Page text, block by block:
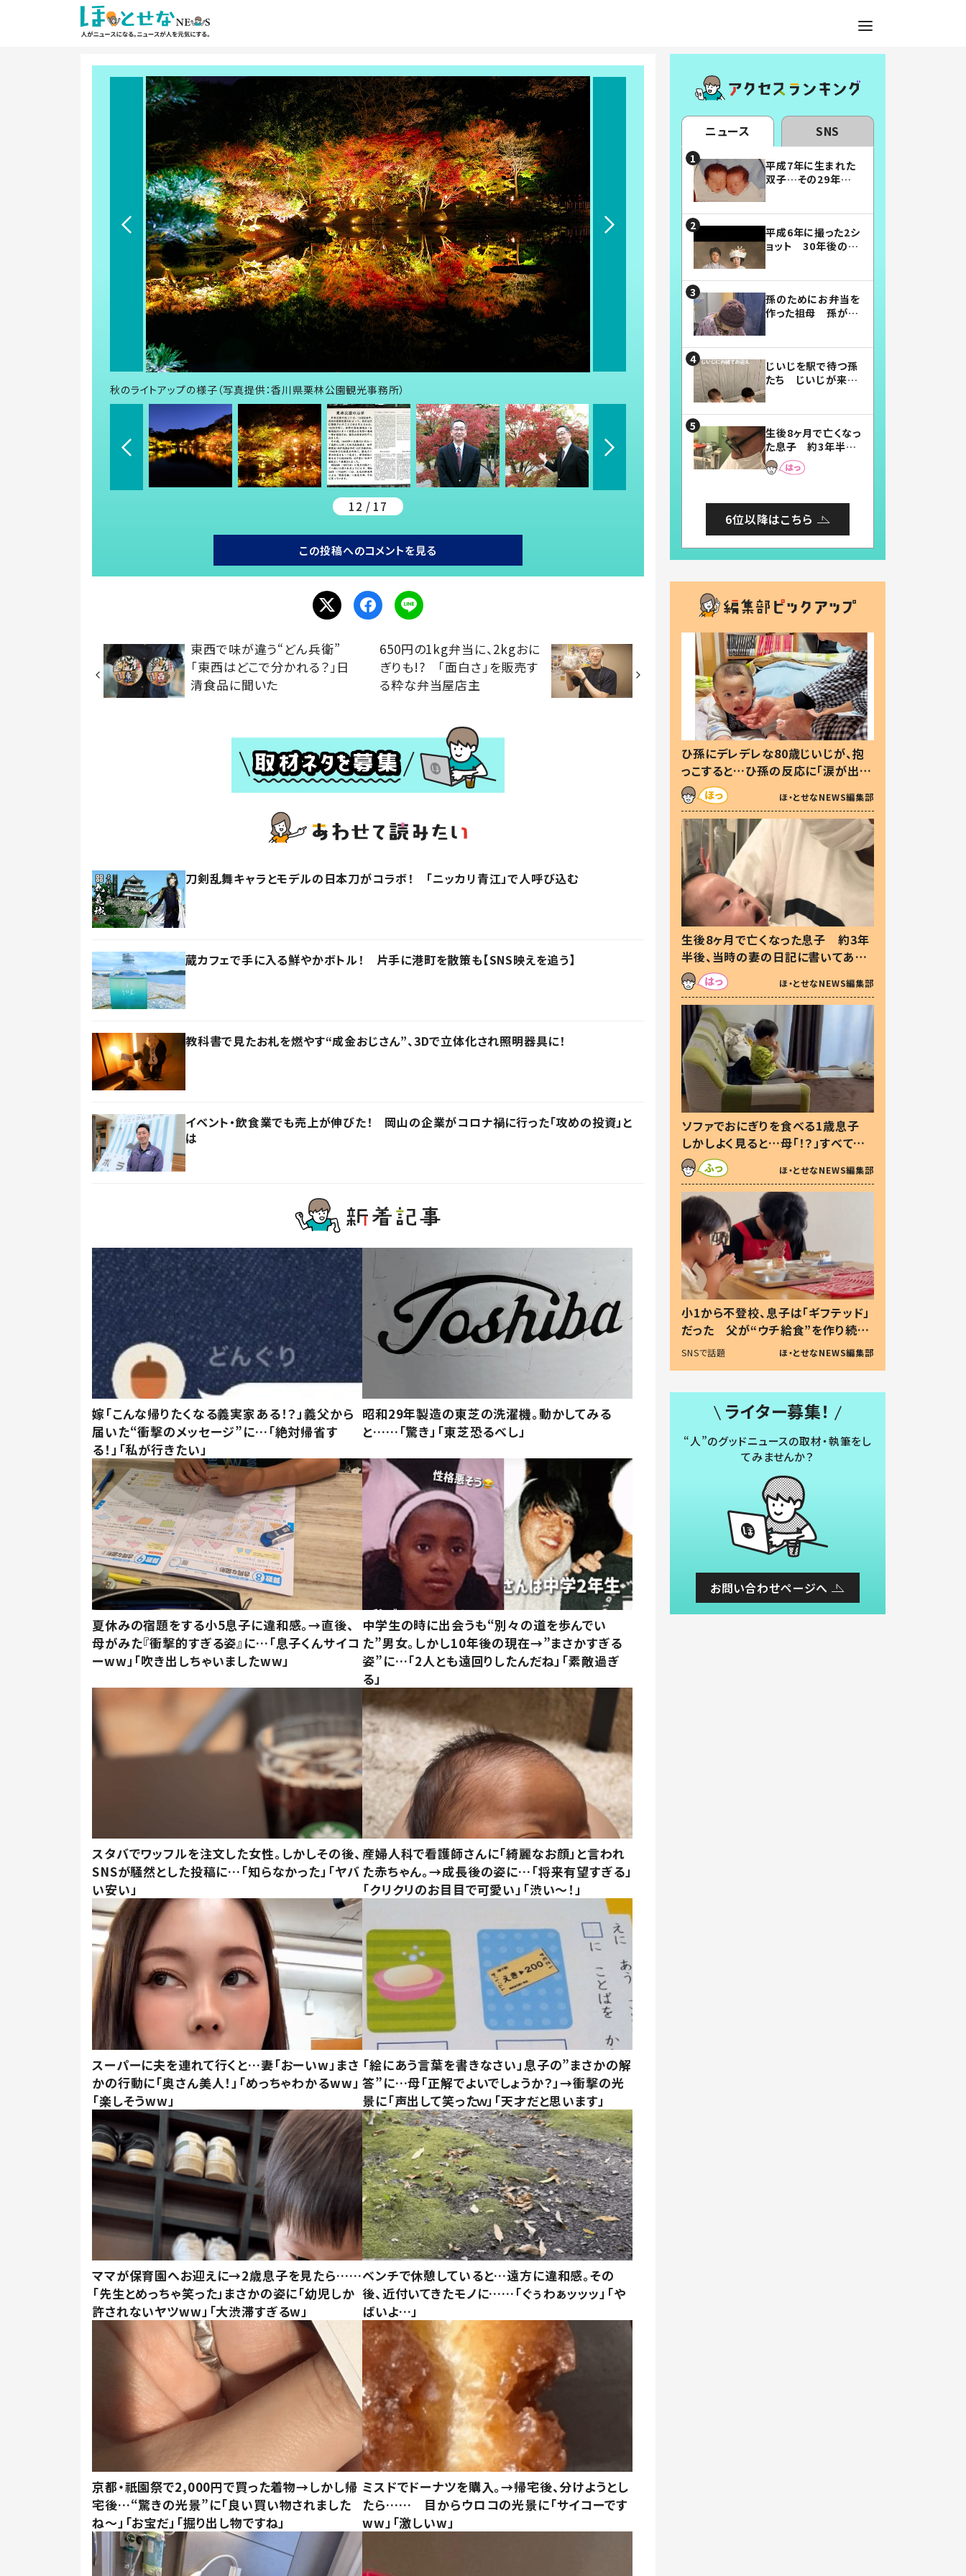
秋のライトアップの様子（写真提供：香川県栗林公園観光事務所）
12 / 17
この投稿へのコメントを見る
東西で味が違う“どん兵衛”
「東西はどこで分かれる？」日
清食品に聞いた
650円の1kg弁当に、2kgおに
ぎりも!? 「面白さ」を販売す
る粋な弁当屋店主
刀剣乱舞キャラとモデルの日本刀がコラボ！ 「ニッカリ青江」で人呼び込む
蔵カフェで手に入る鮮やかボトル！ 片手に港町を散策も【SNS映えを追う】
教科書で見たお札を燃やす“成金おじさん”、3Dで立体化され照明器具に！
イベント・飲食業でも売上が伸びた！ 岡山の企業がコロナ禍に行った「攻めの投資」と
は
嫁「こんな帰りたくなる義実家ある！？」義父から
届いた“衝撃のメッセージ”に…「絶対帰省す
る！」「私が行きたい」
昭和29年製造の東芝の洗濯機。動かしてみる
と……「驚き」「東芝恐るべし」
夏休みの宿題をする小5息子に違和感。→直後、
母がみた『衝撃的すぎる姿』に…「息子くんサイコ
ーww」「吹き出しちゃいましたww」
中学生の時に出会うも“別々の道を歩んでい
た”男女。しかし10年後の現在→”まさかすぎる
姿”に…「2人とも遠回りしたんだね」「素敵過ぎ
る」
スタバでワッフルを注文した女性。しかしその後、
SNSが騒然とした投稿に…「知らなかった」「ヤバ
い安い」
産婦人科で看護師さんに「綺麗なお顔」と言われ
た赤ちゃん。→成長後の姿に…「将来有望すぎる」
「クリクリのお目目で可愛い」「渋い～！」
スーパーに夫を連れて行くと…妻「おーいw」まさ
かの行動に「奥さん美人！」「めっちゃわかるww」
「楽しそうww」
「絵にあう言葉を書きなさい」息子の”まさかの解
答”に…母「正解でよいでしょうか？」→衝撃の光
景に「声出して笑ったｗ」「天才だと思います」
ママが保育園へお迎えに→2歳息子を見たら……
「先生とめっちゃ笑った」まさかの姿に「幼児しか
許されないヤツww」「大渋滞すぎるw」
ベンチで休憩していると…遠方に違和感。その
後、近付いてきたモノに……「ぐぅわぁッッッ」「や
ばいよ…」
京都・祇園祭で2,000円で買った着物→しかし帰
宅後…“驚きの光景”に「良い買い物されました
ね～」「お宝だ」「掘り出し物ですね」
ミスドでドーナツを購入。→帰宅後、分けようとし
たら…… 目からウロコの光景に「サイコーです
ww」「激しいw」
ニュース SNS
平成7年に生まれた
双子…その29年後
平成6年に撮った2シ
ョット 30年後の姿
孫のためにお弁当を
作った祖母 孫が絶
じいじを駅で待つ孫
たち じいじが来た
まらない」「幸せにな
れる」
生後8ヶ月で亡くなっ
た息子 約3年半
後、当時の妻の日記
に書いてあった本音
6位以降はこちら
ひ孫にデレデレな80歳じいじが、抱
っこすると…ひ孫の反応に「涙が出ま
した」「可愛くて仕方ない」
ほ・とせなNEWS編集部
生後8ヶ月で亡くなった息子 約3年
半後、当時の妻の日記に書いてあっ
た本音とは
ほ・とせなNEWS編集部
ソファでおにぎりを食べる1歳息子
しかしよく見ると…母「！？」すべてを
察した母の投稿に「可愛いから許
す！」「現行犯〜」
ほ・とせなNEWS編集部
小1から不登校、息子は「ギフテッド」
だった 父が“ウチ給食”を作り続け
る理由とは #令和の親 #令和の子
SNSで話題 ほ・とせなNEWS編集部
ライター募集！
“人”のグッドニュースの取材・執筆をし
てみませんか？
お問い合わせページへ